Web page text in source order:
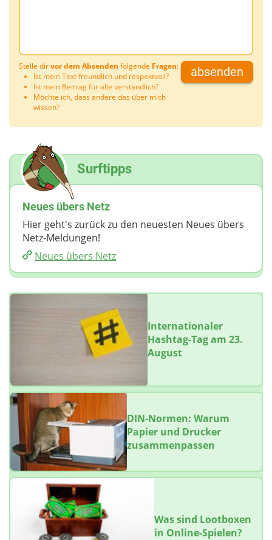
Stelle dirvor dem Absenden folgende Fragen:
Ist mein Text freundlich und respektvoll?
Ist mein Beitrag für alle verständlich?
Möchte ich, dass andere das über mich
wissen?
absenden
Surftipps
Neues übers Netz
Hier geht's zurück zu den neuesten Neues übers
Netz-Meldungen!
Neues übers Netz
Internationaler
Hashtag-Tag am 23.
August
DIN-Normen: Warum
Papier und Drucker
zusammenpassen
Was sind Lootboxen
in Online-Spielen?